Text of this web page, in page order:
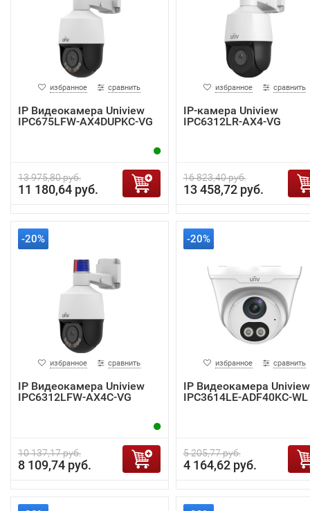
избранное сравнить
IP Видеокамера Uniview
IPC675LFW-AX4DUPKC-VG
13 975,80 руб.
11 180,64 руб.
избранное сравнить
IP-камера Uniview
IPC6312LR-AX4-VG
16 823,40 руб.
13 458,72 руб.
-20%
избранное сравнить
IP Видеокамера Uniview
IPC6312LFW-AX4C-VG
10 137,17 руб.
8 109,74 руб.
-20%
избранное сравнить
IP Видеокамера Uniview
IPC3614LE-ADF40KC-WL
5 205,77 руб.
4 164,62 руб.